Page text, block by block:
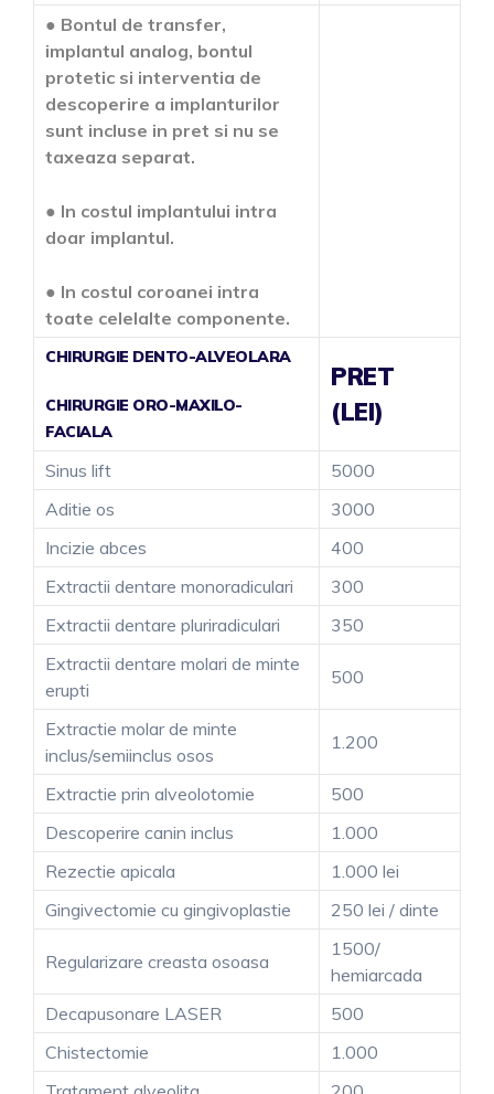
● Bontul de transfer,
implantul analog, bontul
protetic si interventia de
descoperire a implanturilor
sunt incluse in pret si nu se
taxeaza separat.
● In costul implantului intra
doar implantul.
● In costul coroanei intra
toate celelalte componente.
CHIRURGIE DENTO-ALVEOLARA
CHIRURGIE ORO-MAXILO-
FACIALA
PRET
(LEI)
Sinus lift
5000
Aditie os
3000
Incizie abces
400
Extractii dentare monoradiculari
300
Extractii dentare pluriradiculari
350
Extractii dentare molari de minte
erupti
500
Extractie molar de minte
inclus/semiinclus osos
1.200
Extractie prin alveolotomie
500
Descoperire canin inclus
1.000
Rezectie apicala
1.000 lei
Gingivectomie cu gingivoplastie
250 lei / dinte
Regularizare creasta osoasa
1500/
hemiarcada
Decapusonare LASER
500
Chistectomie
1.000